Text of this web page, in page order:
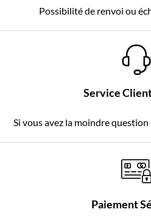
Possibilité de renvoi ou
Service
Si vous avez la moindre
Paiement